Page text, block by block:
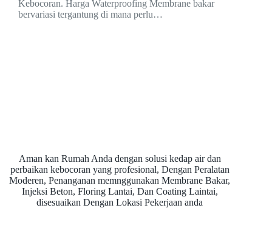
Kebocoran. Harga Waterproofing Membrane bakar
bervariasi tergantung di mana perlu…
Aman kan Rumah Anda dengan solusi kedap air dan
perbaikan kebocoran yang profesional, Dengan Peralatan
Moderen, Penanganan memnggunakan Membrane Bakar,
Injeksi Beton, Floring Lantai, Dan Coating Laintai,
disesuaikan Dengan Lokasi Pekerjaan anda